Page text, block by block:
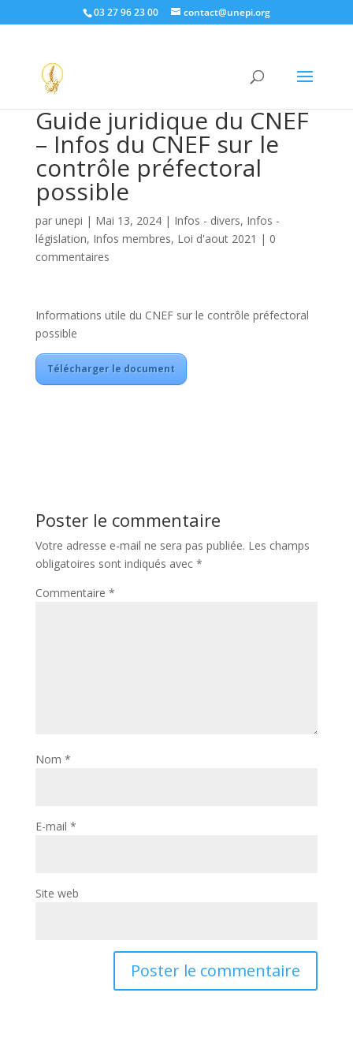
03 27 96 23 00 contact@unepi.org
Guide juridique du CNEF
– Infos du CNEF sur le
contrôle préfectoral
possible
par unepi | Mai 13, 2024| Infos - divers, Infos -
législation, Infos membres, Loi d'aout 2021 | 0
commentaires
Informations utile du CNEF sur le contrôle préfectoral
possible
Télécharger le document
Poster le commentaire
Votre adresse e-mail ne sera pas publiée. Les champs
obligatoires sont indiqués avec *
Commentaire *
Nom *
E-mail *
Site web